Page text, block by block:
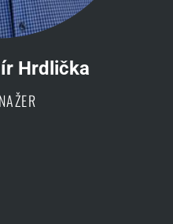
Hrdlička